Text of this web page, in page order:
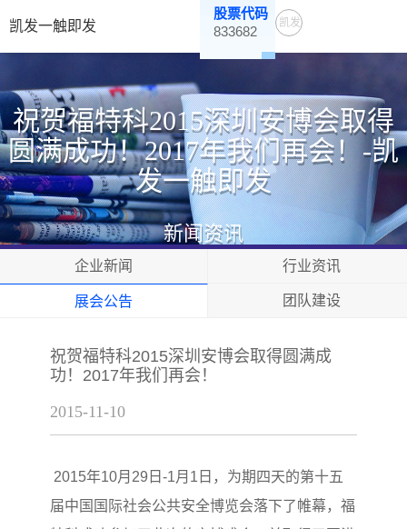
凯发一触即发
股票代码
833682
凯发
祝贺福特科2015深圳安博会取得
圆满成功！2017年我们再会！-凯
发一触即发
新闻资讯
企业新闻 行业资讯
展会公告 团队建设
祝贺福特科2015深圳安博会取得圆满成
功！2017年我们再会！
2015-11-10
2015年10月29日-1月1日，为期四天的第十五
届中国国际社会公共安全博览会落下了帷幕，福